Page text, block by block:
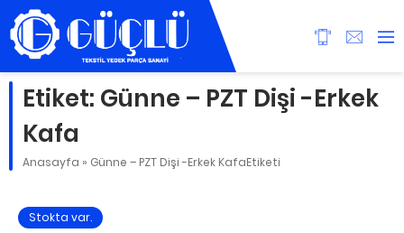
Etiket: Günne – PZT Dişi -Erkek
Kafa
Anasayfa » Günne – PZT Dişi -Erkek KafaEtiketi
Stokta var.